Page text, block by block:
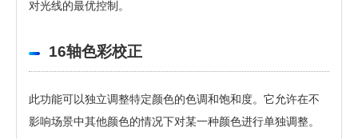
对光线的最优控制。
16轴色彩校正
此功能可以独立调整特定颜色的色调和饱和度。它允许在不
影响场景中其他颜色的情况下对某一种颜色进行单独调整。